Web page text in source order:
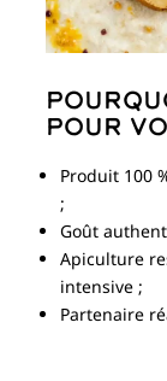
pour
Produit 100
;
Goût
Apiculture
intensive ;
Partenaire